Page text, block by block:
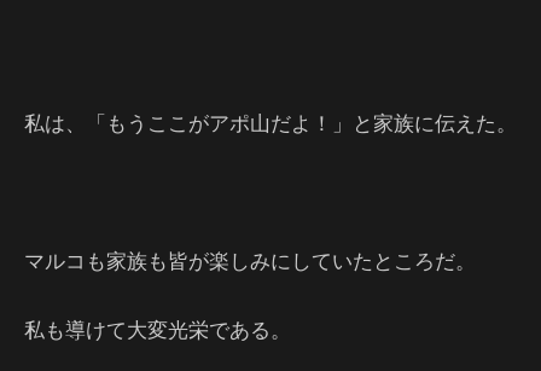
私は、「もうここがアポ山だよ！」と家族に伝えた。
マルコも家族も皆が楽しみにしていたところだ。
私も導けて大変光栄である。